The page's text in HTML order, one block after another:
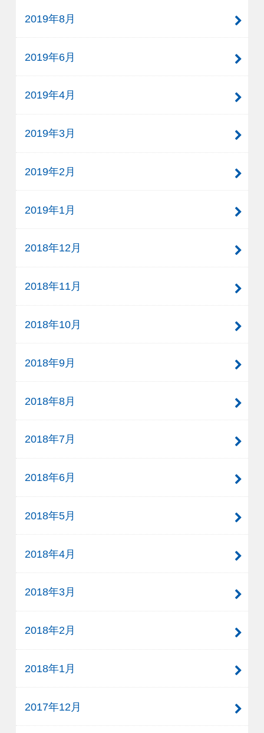
2019年8月
2019年6月
2019年4月
2019年3月
2019年2月
2019年1月
2018年12月
2018年11月
2018年10月
2018年9月
2018年8月
2018年7月
2018年6月
2018年5月
2018年4月
2018年3月
2018年2月
2018年1月
2017年12月